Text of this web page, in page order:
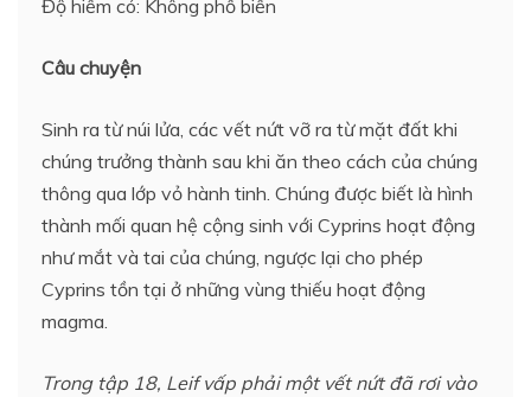
Độ hiếm có: Không phổ biến
Câu chuyện
Sinh ra từ núi lửa, các vết nứt vỡ ra từ mặt đất khi
chúng trưởng thành sau khi ăn theo cách của chúng
thông qua lớp vỏ hành tinh. Chúng được biết là hình
thành mối quan hệ cộng sinh với Cyprins hoạt động
như mắt và tai của chúng, ngược lại cho phép
Cyprins tồn tại ở những vùng thiếu hoạt động
magma.
Trong tập 18, Leif vấp phải một vết nứt đã rơi vào